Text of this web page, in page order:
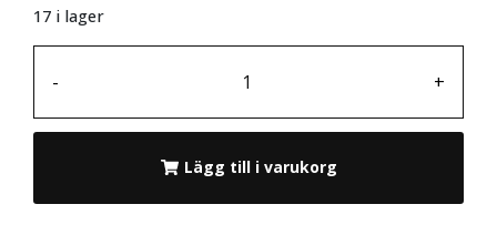
17 i lager
- +
Lägg till i varukorg